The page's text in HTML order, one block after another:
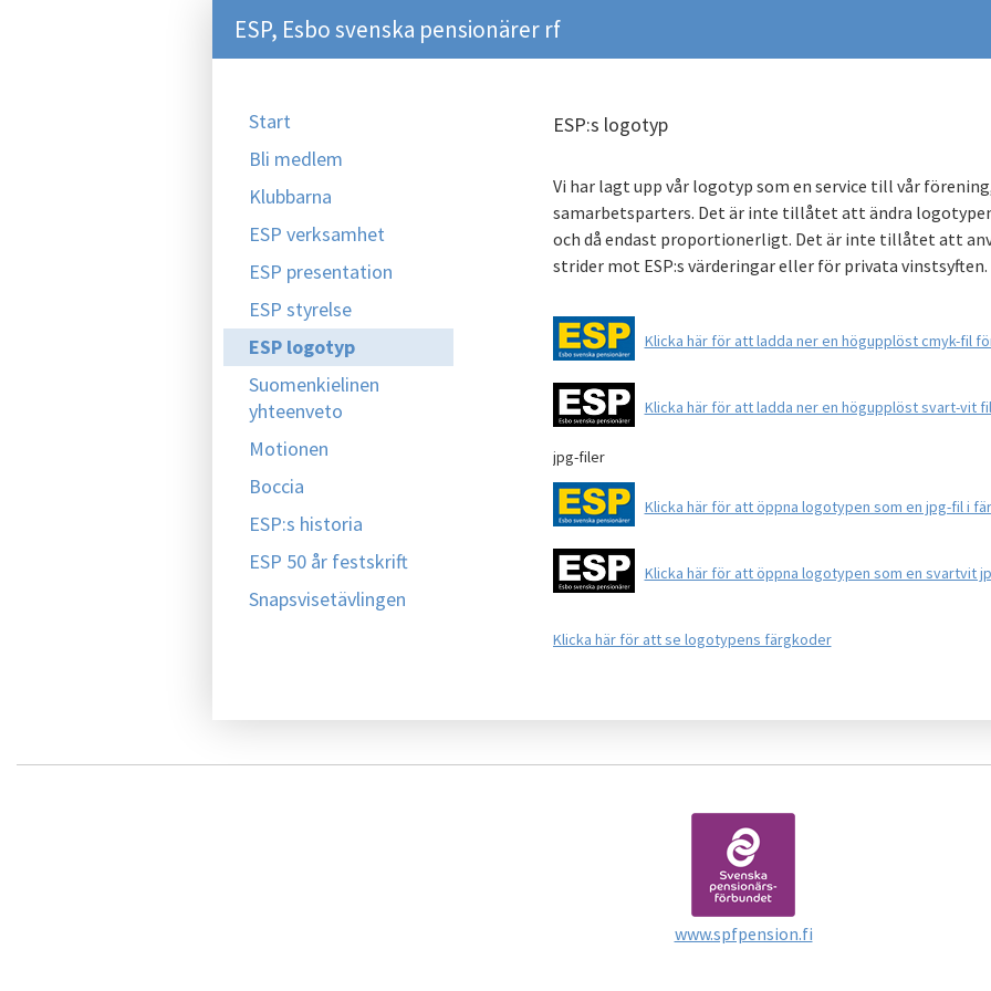
ESP, Esbo svenska pensionärer rf
Start
Bli medlem
Klubbarna
ESP verksamhet
ESP presentation
ESP styrelse
ESP logotyp
Suomenkielinen
yhteenveto
Motionen
Boccia
ESP:s historia
ESP 50 år festskrift
Snapsvisetävlingen
ESP:s logotyp
Vi har lagt upp vår logotyp som en service till vår
samarbetsparters. Det är inte tillåtet att ändra
och då endast proportionerligt. Det är inte tillåtet att
strider mot ESP:s värderingar eller för privata vinstsyften.
Klicka här för att ladda ner en högupplöst cmyk-fil
Klicka här för att ladda ner en högupplöst svart-vit
jpg-filer
Klicka här för att öppna logotypen som en jpg-fil i
Klicka här för att öppna logotypen som en svartvit
Klicka här för att se logotypens färgkoder
www.spfpension.fi